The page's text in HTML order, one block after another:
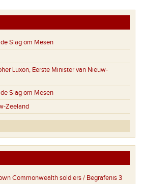
Slag om Mesen
Luxon, Eerste Minister van Nieuw-
Slag om Mesen
Zeeland
Commonwealth soldiers / Begrafenis 3